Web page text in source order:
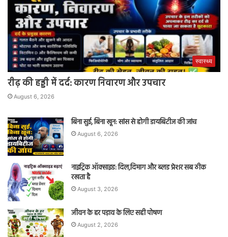
स्वास्थ्य
रीढ़ की हड्डी में दर्द: कारण निवारण और उपचार
August 6, 2026
बिना सुई, बिना खून: सांस से होगी डायबिटीज की जांच
August 6, 2026
नाइट्रिक ऑक्साइड: दिल,दिमाग और ब्लड प्रेशर सब ठीक
रखता है
August 3, 2026
जीवन के हर पड़ाव के लिए सही पोषण
August 2, 2026